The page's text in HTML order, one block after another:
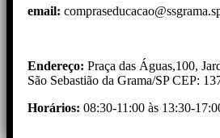
email:
Endereço: Praça das Águas,100,
São Sebastião da Grama/SP CEP:
Horários: 08:30-11:00 às 13:30-